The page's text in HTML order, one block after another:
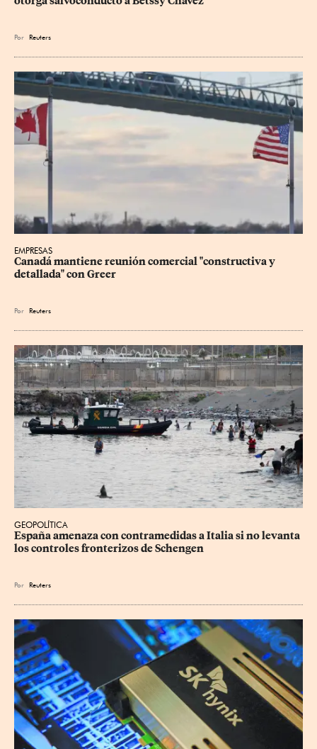
Por Reuters
EMPRESAS
Canadá mantiene reunión ‌comercial "constructiva y
detallada" con Greer
Por Reuters
GEOPOLÍTICA
España amenaza con contramedidas a Italia si no levanta
los controles fronterizos de Schengen
Por Reuters